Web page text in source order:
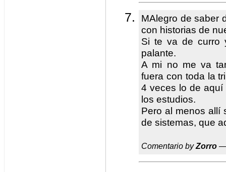
MAlegro de saber
con historias de
Si te va de curro
palante.
A mi no me va
fuera con toda la
4 veces lo de
los estudios.
Pero al menos allí
de sistemas, que
Comentario byZorro —